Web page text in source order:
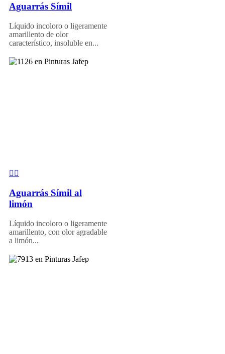
Aguarrás Símil
Líquido incoloro o ligeramente
amarillento de olor
característico, insoluble en...
Aguarrás Símil al
limón
Líquido incoloro o ligeramente
amarillento, con olor agradable
a limón...